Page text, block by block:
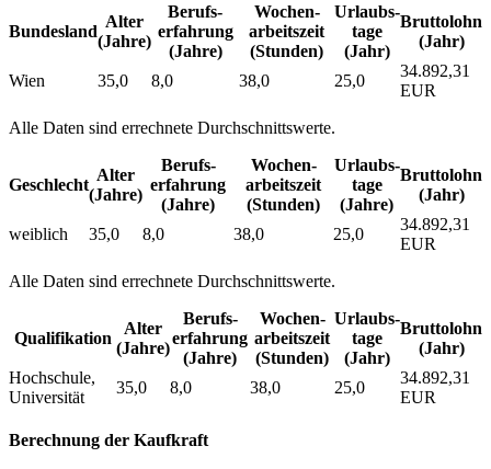
Bundesland
Alter
(Jahre)
Berufs­
erfahrung
(Jahre)
Wochen­
arbeitszeit
(Stunden)
Urlaubs­
tage
(Jahr)
Bruttolohn
(Jahr)
Wien 35,0 8,0 38,0 25,0
34.892,31
EUR
Alle Daten sind errechnete Durchschnittswerte.
Geschlecht
Alter
(Jahre)
Berufs­
erfahrung
(Jahre)
Wochen­
arbeitszeit
(Stunden)
Urlaubs­
tage
(Jahre)
Bruttolohn
(Jahr)
weiblich 35,0 8,0 38,0 25,0
34.892,31
EUR
Alle Daten sind errechnete Durchschnittswerte.
Qualifikation
Alter
(Jahre)
Berufs­
erfahrung
(Jahre)
Wochen­
arbeitszeit
(Stunden)
Urlaubs­
tage
(Jahr)
Bruttolohn
(Jahr)
Hochschule,
Universität
35,0 8,0 38,0 25,0
34.892,31
EUR
Berechnung der Kaufkraft